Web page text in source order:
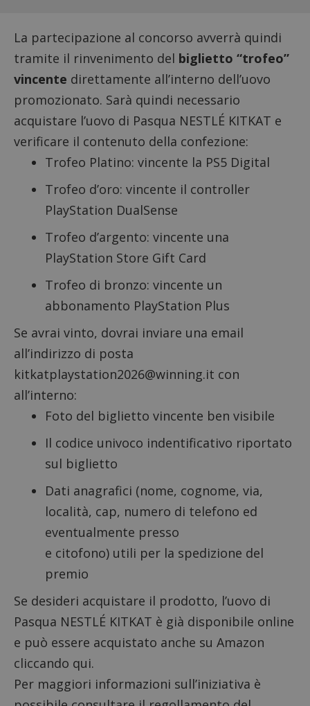
La partecipazione al concorso avverrà quindi
tramite il rinvenimento del biglietto “trofeo”
vincente direttamente all’interno dell’uovo
promozionato. Sarà quindi necessario
acquistare l’uovo di Pasqua NESTLÉ KITKAT e
verificare il contenuto della confezione:
Trofeo Platino: vincente la PS5 Digital
Trofeo d’oro: vincente il controller
PlayStation DualSense
Trofeo d’argento: vincente una
PlayStation Store Gift Card
Trofeo di bronzo: vincente un
abbonamento PlayStation Plus
Se avrai vinto, dovrai inviare una email
all’indirizzo di posta
kitkatplaystation2026@winning.it con
all’interno:
Foto del biglietto vincente ben visibile
Il codice univoco indentificativo riportato
sul biglietto
Dati anagrafici (nome, cognome, via,
località, cap, numero di telefono ed
eventualmente presso
e citofono) utili per la spedizione del
premio
Se desideri acquistare il prodotto, l’uovo di
Pasqua NESTLÉ KITKAT è già disponibile online
e può essere acquistato anche su Amazon
cliccando qui.
Per maggiori informazioni sull’iniziativa è